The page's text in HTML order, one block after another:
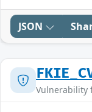
JSON
Vulnerability